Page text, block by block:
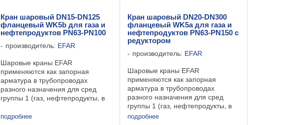
Кран шаровый DN15-DN125
фланцевый WK5b для газа и
нефтепродуктов PN63-PN100
производитель: EFAR
Шаровые краны EFAR
применяются как запорная
арматура в трубопроводах
разного назначения для сред
группы 1 (газ, нефтепродукты, в
и группы 2 (вода, пар, воздух и
подробнее
Кран шаровый DN20-DN300
фланцевый WK5a для газа и
нефтепродуктов PN63-PN150 с
редуктором
производитель: EFAR
Шаровые краны EFAR
применяются как запорная
арматура в трубопроводах
разного назначения для сред
группы 1 (газ, нефтепродукты, в
том числе пропан-бутан и другие)
подробнее